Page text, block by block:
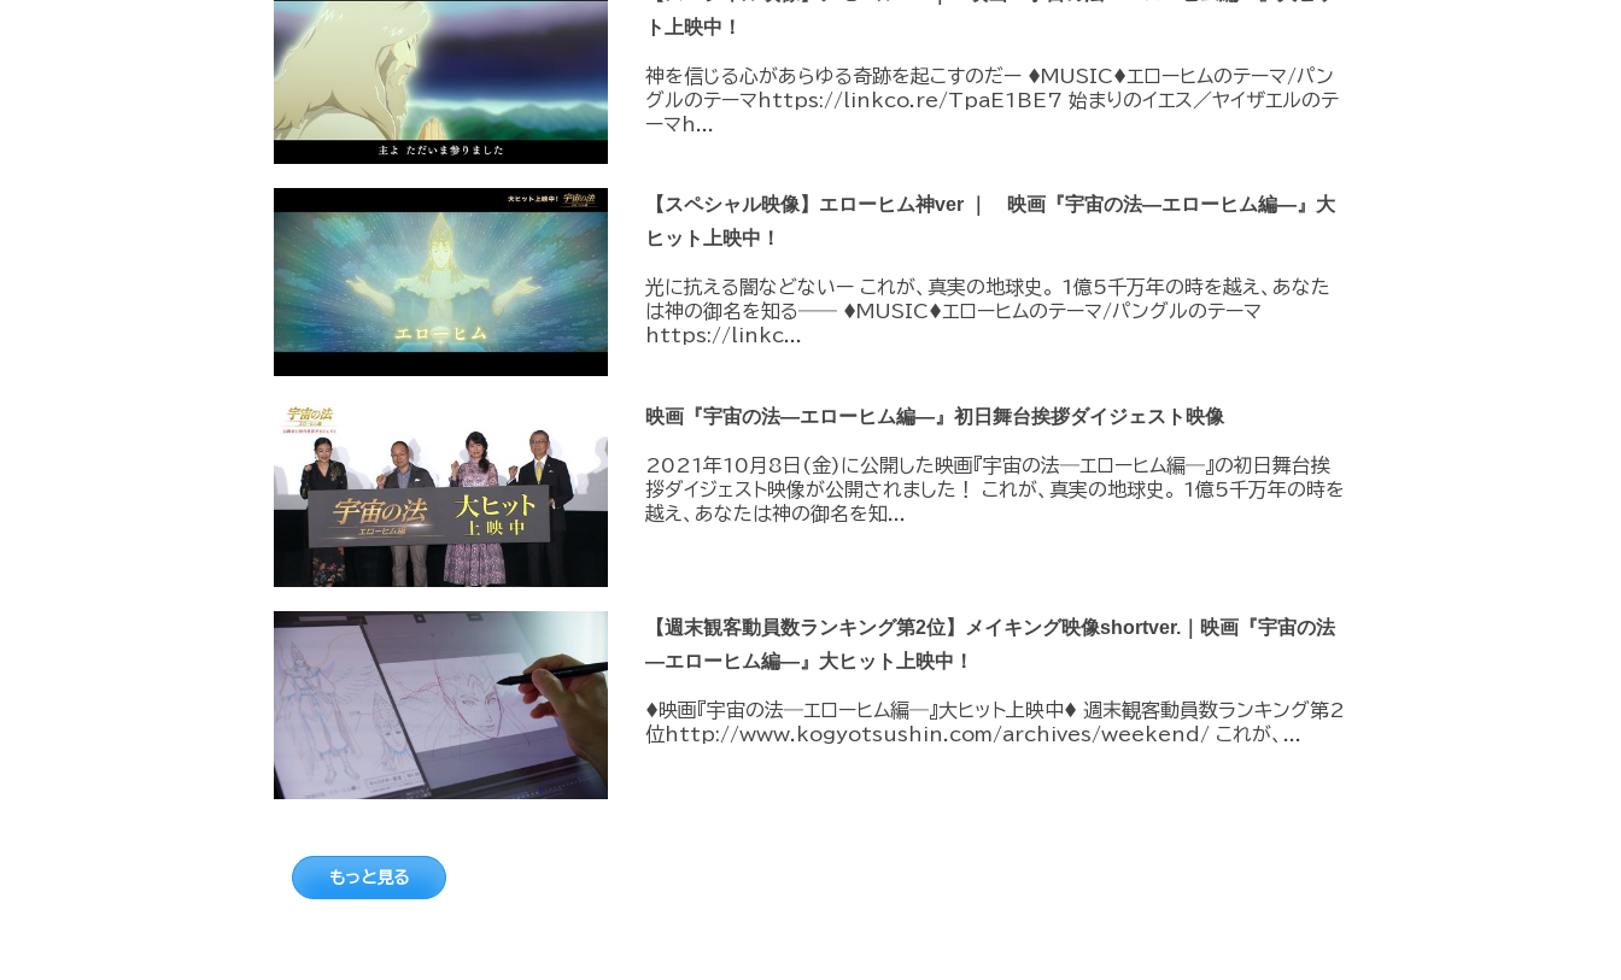
ト上映中！
神を信じる心があらゆる奇跡を起こすのだー ♦︎MUSIC♦︎エローヒムのテーマ/パン
グルのテーマhttps://linkco.re/TpaE1BE7 始まりのイエス／ヤイザエルのテ
ーマh...
【スペシャル映像】エローヒム神ver ｜ 映画『宇宙の法―エローヒム編―』大
ヒット上映中！
光に抗える闇などないー これが、真実の地球史。 1億5千万年の時を越え、あなた
は神の御名を知る―― ♦︎MUSIC♦︎エローヒムのテーマ/パングルのテーマ
https://linkc...
映画『宇宙の法―エローヒム編―』初日舞台挨拶ダイジェスト映像
2021年10月8日(金)に公開した映画『宇宙の法―エローヒム編―』の初日舞台挨
拶ダイジェスト映像が公開されました！ これが、真実の地球史。 1億5千万年の時を
越え、あなたは神の御名を知...
【週末観客動員数ランキング第2位】メイキング映像shortver.｜映画『宇宙の法
―エローヒム編―』大ヒット上映中！
♦︎映画『宇宙の法―エローヒム編―』大ヒット上映中♦︎ 週末観客動員数ランキング第2
位http://www.kogyotsushin.com/archives/weekend/ これが、...
もっと見る